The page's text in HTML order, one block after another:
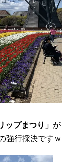
ップまつり」 が
強行採決ですｗ